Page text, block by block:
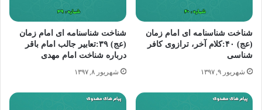
شناخت شناسنامه ای امام زمان
(عج) ۴۰:کلام آخر، ترازوی کافر
شناسی
شهریور ۹, ۱۳۹۷
شناخت شناسنامه ای امام زمان
(عج) ۳۹:تعابیر جالب امام باقر
درباره شناخت امام مهدی
شهریور ۸, ۱۳۹۷